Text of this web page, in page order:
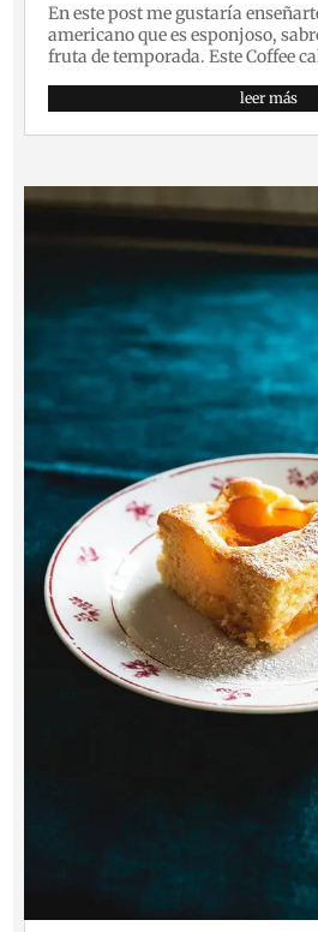
En este post me gustaría
americano que es esponjoso,
fruta de temporada. Este Coffee
leer más